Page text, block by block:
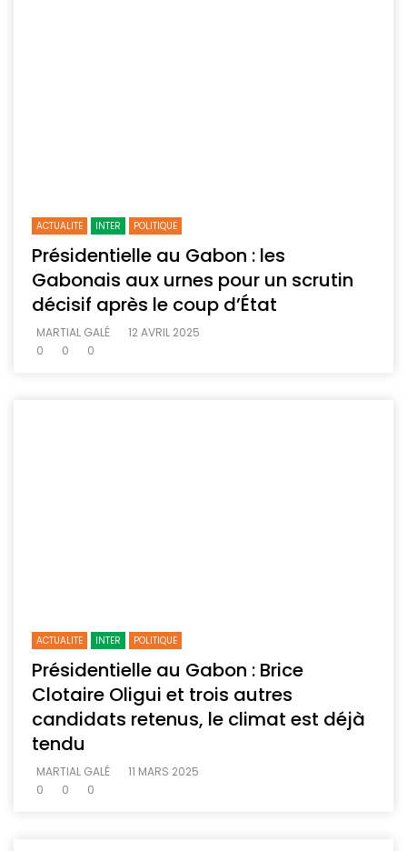
ACTUALITE INTER POLITIQUE
Présidentielle au Gabon : les
Gabonais aux urnes pour un scrutin
décisif après le coup d’État
MARTIAL GALÉ
12 AVRIL 2025
0
0 0
ACTUALITE INTER POLITIQUE
Présidentielle au Gabon : Brice
Clotaire Oligui et trois autres
candidats retenus, le climat est déjà
tendu
MARTIAL GALÉ
11 MARS 2025
0
0 0